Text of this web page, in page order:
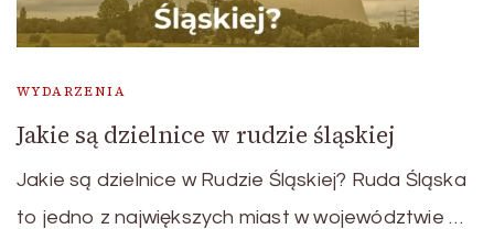
WYDARZENIA
Jakie są dzielnice w rudzie śląskiej
Jakie są dzielnice w Rudzie Śląskiej? Ruda Śląska
to jedno z największych miast w województwie …